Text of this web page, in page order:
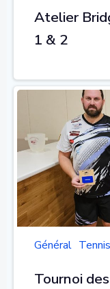
Atelier
1 & 2
Général
Tournoi